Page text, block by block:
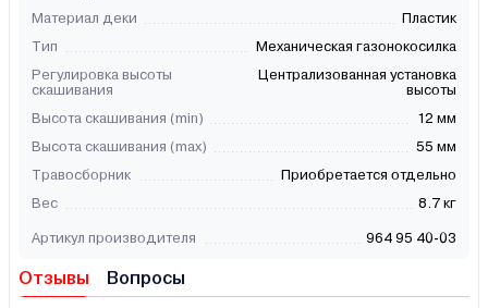
Материал деки
Пластик
Тип
Механическая газонокосилка
Регулировка высоты
скашивания
Централизованная установка
выcоты
Высота скашивания (min)
12 мм
Высота скашивания (max)
55 мм
Травосборник
Приобретается отдельно
Вес
8.7 кг
Артикул производителя 964 95 40-03
Отзывы Вопросы